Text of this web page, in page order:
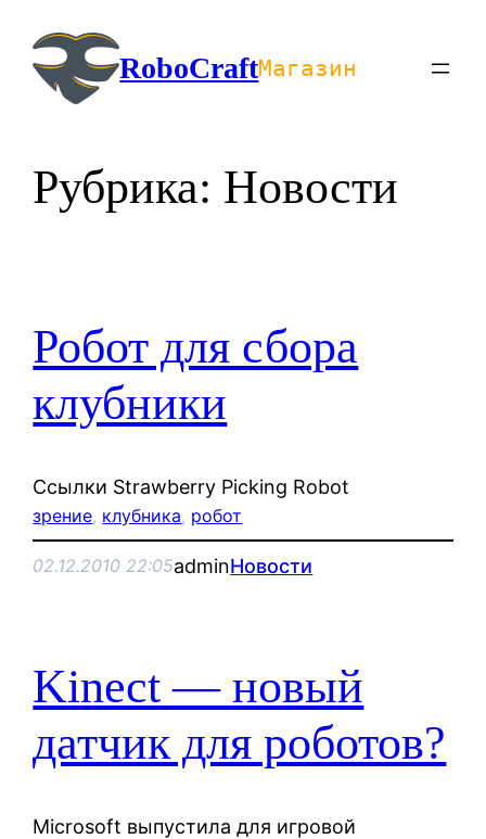
содержимомуRoboCraftМагазин
Рубрика: Новости
Робот для сбора
клубники
Ссылки Strawberry Picking Robot
зрение, клубника, робот
02.12.2010 22:05adminНовости
Kinect — новый
датчик для роботов?
Microsoft выпустила для игровой